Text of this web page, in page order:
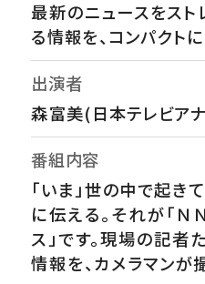
最新のニュースをス
る情報を、コンパクト
出演者
森富美(日本テレビアナ
番組内容
「いま」世の中で起きて
に伝える。それが「
ス」です。現場の記者
情報を、カメラマンが